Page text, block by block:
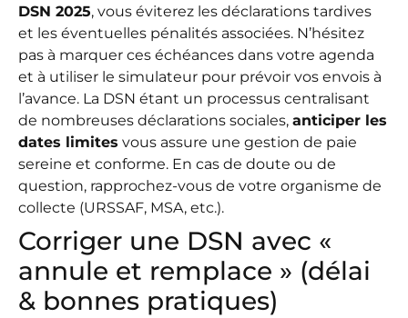
DSN 2025, vous éviterez les déclarations tardives
et les éventuelles pénalités associées. N’hésitez
pas à marquer ces échéances dans votre agenda
et à utiliser le simulateur pour prévoir vos envois à
l’avance. La DSN étant un processus centralisant
de nombreuses déclarations sociales, anticiper les
dates limites vous assure une gestion de paie
sereine et conforme. En cas de doute ou de
question, rapprochez-vous de votre organisme de
collecte (URSSAF, MSA, etc.).
Corriger une DSN avec «
annule et remplace » (délai
& bonnes pratiques)